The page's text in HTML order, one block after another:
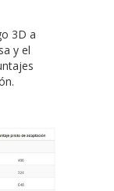
3D a
y el